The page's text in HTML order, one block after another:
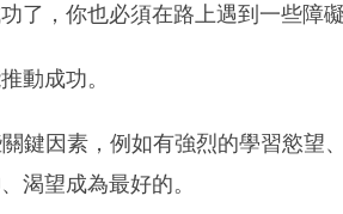
了，你也必須在路上遇到一些障礙
動成功。
鍵因素，例如有強烈的學習慾望
渴望成為最好的。